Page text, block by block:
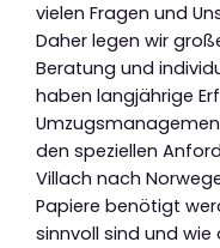
vielen Fragen und
Daher legen wir
Beratung und
haben langjährige
den speziellen
Villach nach
Papiere benötigt
sinnvoll sind und